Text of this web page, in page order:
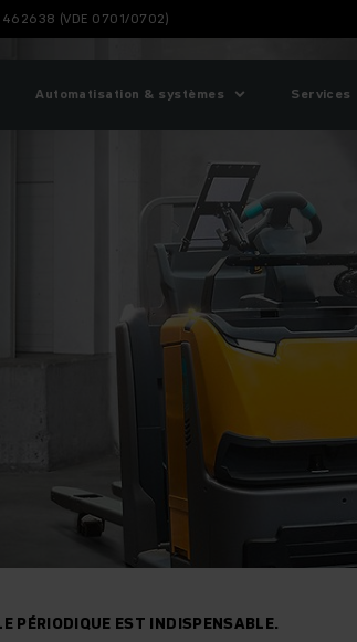
(VDE 0701/0702)
Automatisation & systèmes Services
PÉRIODIQUE EST INDISPENSABLE.